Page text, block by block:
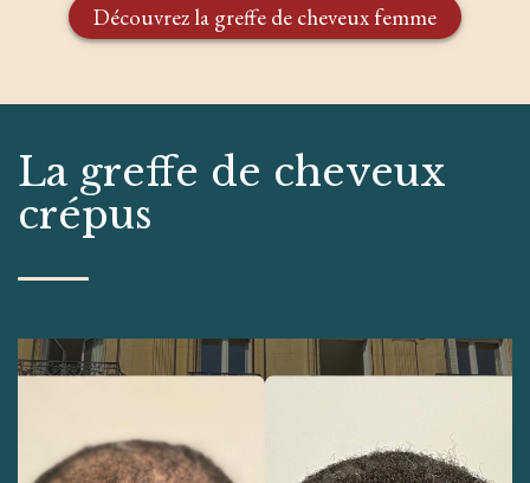
Découvrez la greffe de cheveux femme
La greffe de cheveux
crépus